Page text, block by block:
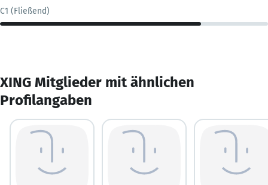
C1 (Fließend)
XING Mitglieder mit ähnlichen
Profilangaben